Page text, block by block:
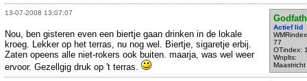
13-07-2008 13:07:07
Actief lid
77
OTindex:
Wnplts:
Maastricht
Nou, ben gisteren even een biertje gaan drinken in de lokale
kroeg. Lekker op het terras, nu nog wel. Biertje, sigaretje erbij.
Zaten opeens alle niet-rokers ook buiten. maarja, was wel weer
ervoor. Gezellgig druk op 't terras.